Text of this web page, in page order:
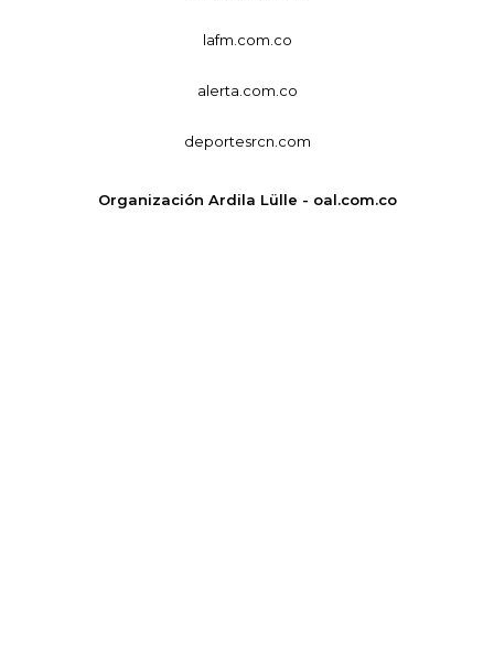
lafm.com.co
alerta.com.co
deportesrcn.com
Organización Ardila Lülle - oal.com.co